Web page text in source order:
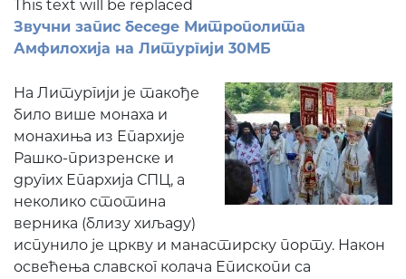
This text will be replaced
Звучни запис беседе Митрополита
Амфилохија на Литургији 30МБ
На Литургији је такође
било више монаха и
монахиња из Епархије
Рашко-призренске и
других Епархија СПЦ, а
неколико стотина
верника (близу хиљаду)
испунило је цркву и манастирску порту. Након
освећења славског колача Епископи са